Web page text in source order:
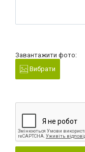
Завантажити фото:
Вибрати